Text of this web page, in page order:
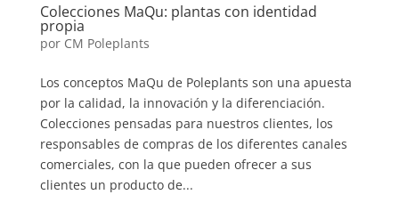
Colecciones MaQu: plantas con identidad
propia
por CM Poleplants
Los conceptos MaQu de Poleplants son una apuesta
por la calidad, la innovación y la diferenciación.
Colecciones pensadas para nuestros clientes, los
responsables de compras de los diferentes canales
comerciales, con la que pueden ofrecer a sus
clientes un producto de...